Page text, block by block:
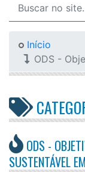
Início
ODS -
ODS -
SUSTENTÁVEL